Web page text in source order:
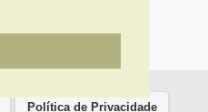
Política de Privacidade